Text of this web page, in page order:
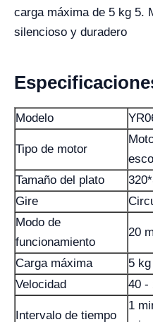
carga máxima de 5 kg 5.
silencioso y duradero
Modelo
Tipo de motor
Tamaño del plato
Gire
Modo de
funcionamiento
20
Carga máxima
5 kg
Velocidad
40 -
Intervalo de tiempo
1